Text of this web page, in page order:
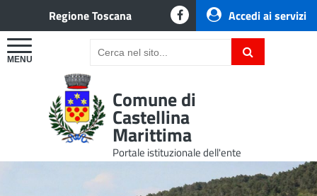
Accedi ai servizi
Regione Toscana
Comune di
Castellina
Marittima
Portale istituzionale dell'ente